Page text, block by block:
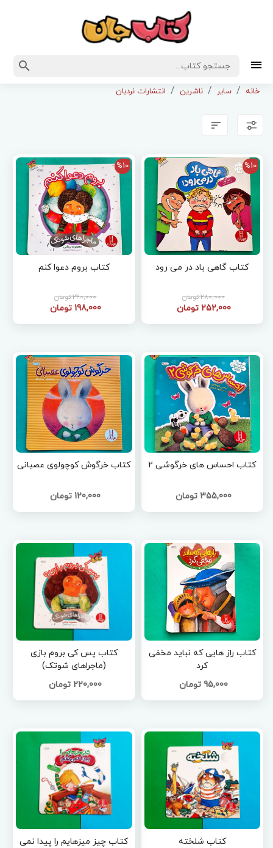
خانه سایر ناشرین انتشارات نردبان
%10
کتاب گاهی باد در می رود
280,000 تومان
252,000 تومان
%10
کتاب بروم دعوا کنم
220,000 تومان
198,000 تومان
کتاب احساس های خرگوشی 2
355,000 تومان
کتاب خرگوش کوچولوی عصبانی
120,000 تومان
کتاب راز هایی که نباید مخفی
کرد
95,000 تومان
کتاب پس کی بروم بازی
(ماجراهای شوتک)
220,000 تومان
کتاب شلخته
کتاب چیز میزهایم را پیدا نمی